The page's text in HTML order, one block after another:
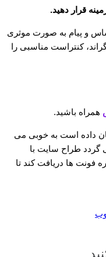
قرار دهید.
و پیام به صورت موثری
کنتراست مناسبی را
همراه باشید.
داده است به خوبی می
گردد طراح سایت با
فونت ها دریافت کند تا